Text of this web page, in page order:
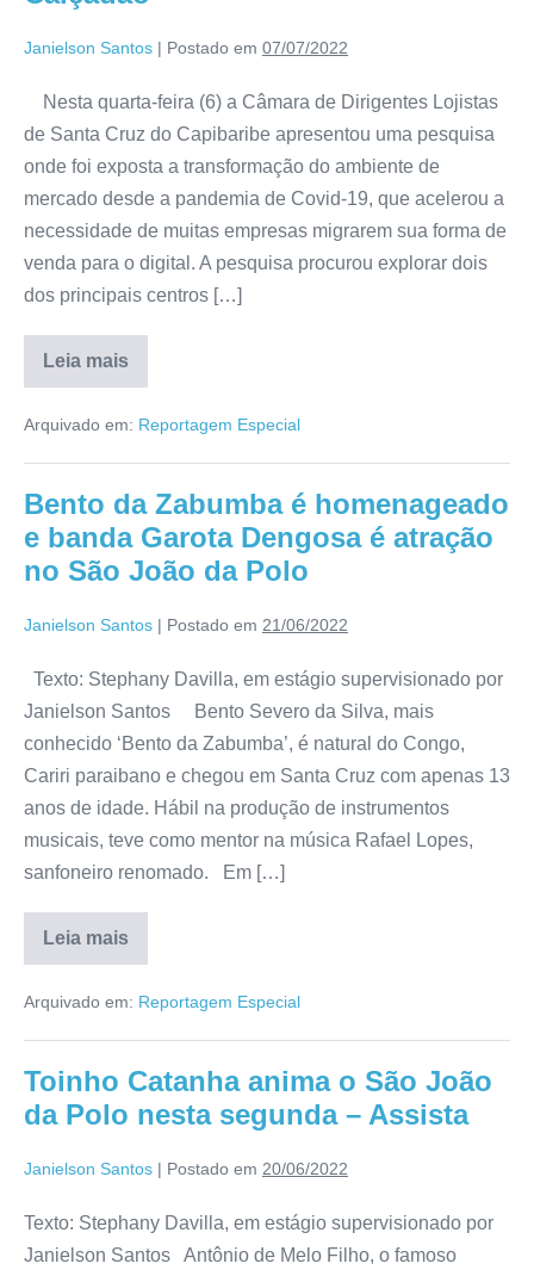
Janielson Santos | Postado em 07/07/2022
Nesta quarta-feira (6) a Câmara de Dirigentes Lojistas
de Santa Cruz do Capibaribe apresentou uma pesquisa
onde foi exposta a transformação do ambiente de
mercado desde a pandemia de Covid-19, que acelerou a
necessidade de muitas empresas migrarem sua forma de
venda para o digital. A pesquisa procurou explorar dois
dos principais centros […]
Leia mais
Arquivado em: Reportagem Especial
Bento da Zabumba é homenageado
e banda Garota Dengosa é atração
no São João da Polo
Janielson Santos | Postado em 21/06/2022
Texto: Stephany Davilla, em estágio supervisionado por
Janielson Santos Bento Severo da Silva, mais
conhecido ‘Bento da Zabumba’, é natural do Congo,
Cariri paraibano e chegou em Santa Cruz com apenas 13
anos de idade. Hábil na produção de instrumentos
musicais, teve como mentor na música Rafael Lopes,
sanfoneiro renomado. Em […]
Leia mais
Arquivado em: Reportagem Especial
Toinho Catanha anima o São João
da Polo nesta segunda – Assista
Janielson Santos | Postado em 20/06/2022
Texto: Stephany Davilla, em estágio supervisionado por
Janielson Santos Antônio de Melo Filho, o famoso